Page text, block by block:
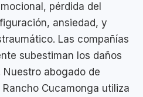
pérdida del
ansiedad, y
Las compañías
subestiman los daños
abogado de
Cucamonga utiliza